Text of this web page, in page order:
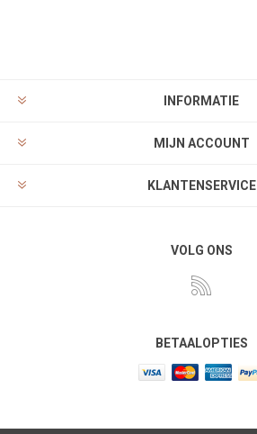
INFORMATIE
MIJN ACCOUNT
KLANTENSERVICE
VOLG ONS
BETAALOPTIES